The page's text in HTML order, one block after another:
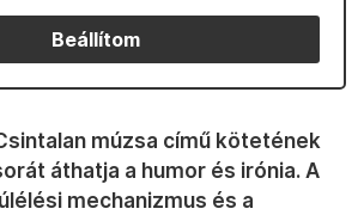
Beállítom
múzsa című kötetének
áthatja a humor és irónia. A
mechanizmus és a